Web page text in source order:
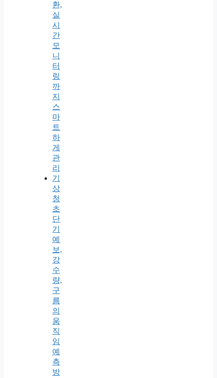
환,
실
시
간
모
니
터
링
까
지
스
마
트
하
게
관
리
기
상
청
초
단
기
예
보,
강
수
량,
구
름
의
움
직
임
예
측
방